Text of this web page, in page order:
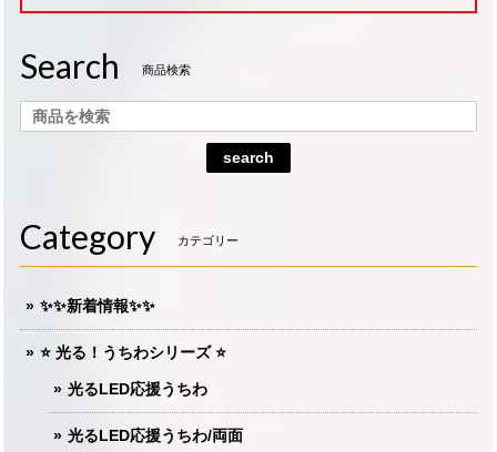
Search 商品検索
search
Category カテゴリー
✨✨新着情報✨✨
⭐️ 光る！うちわシリーズ ⭐️
光るLED応援うちわ
光るLED応援うちわ/両面